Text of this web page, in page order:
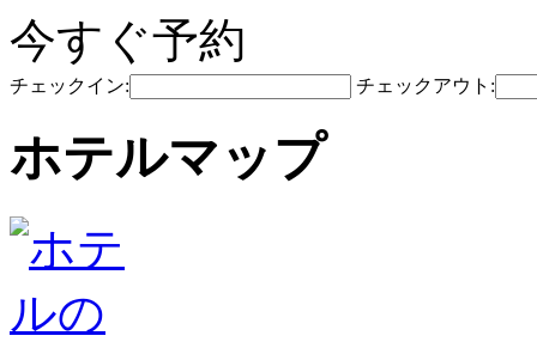
今すぐ予約
チェックイン: チェックアウト:
ホテルマップ